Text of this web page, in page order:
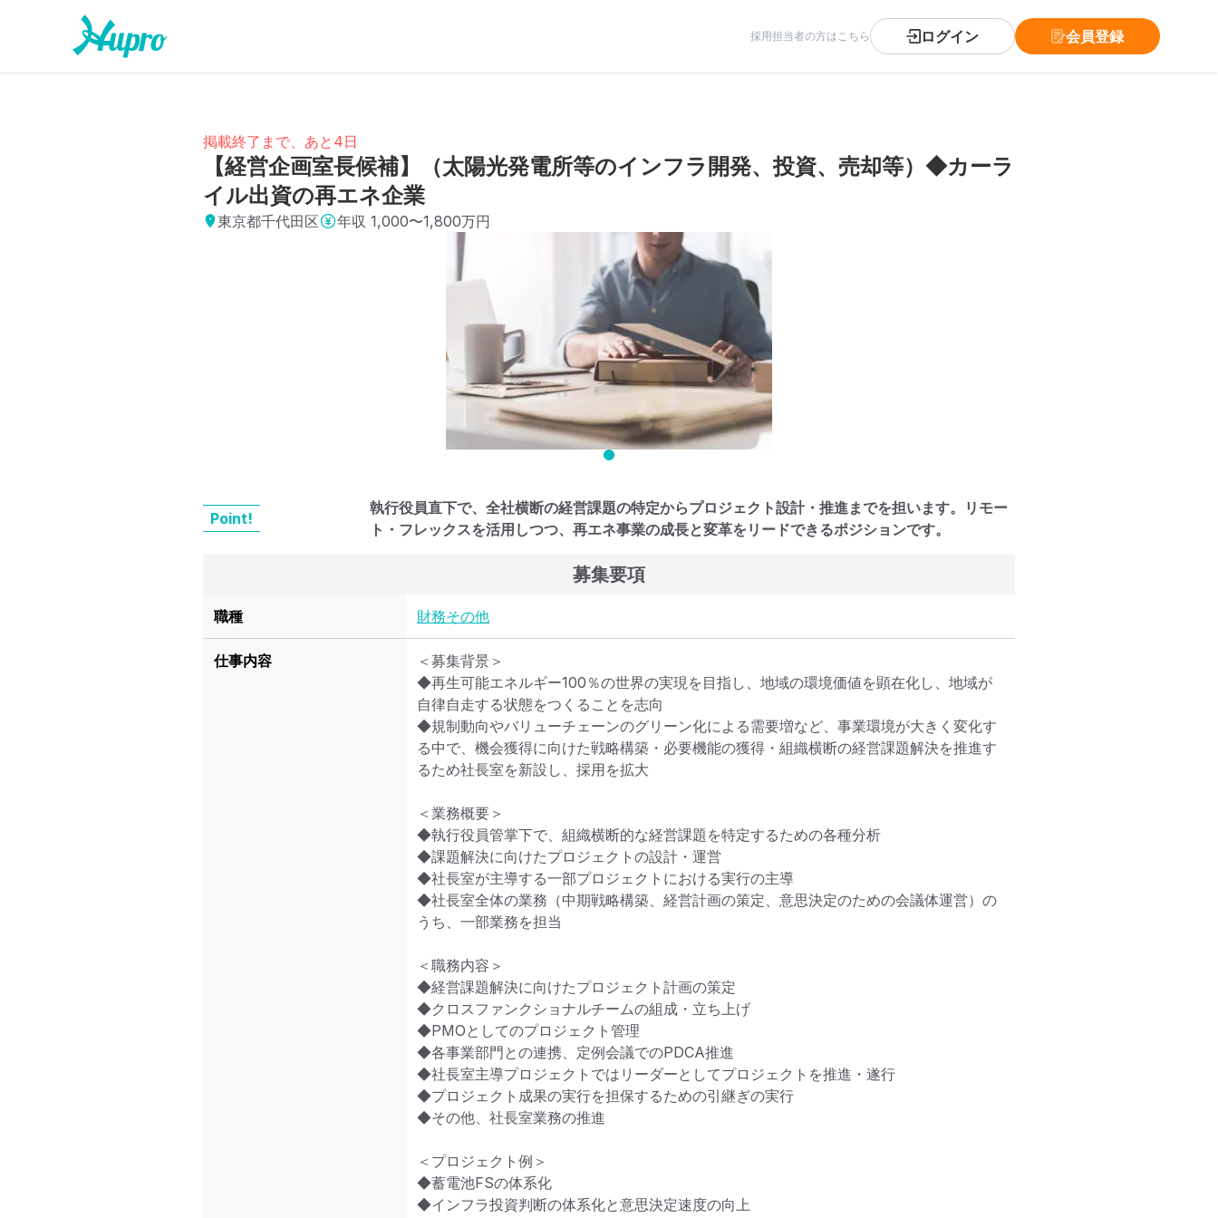
採用担当者の方はこちら ログイン 会員登録
掲載終了まで、あと4日
【経営企画室長候補】（太陽光発電所等のインフラ開発、投資、売却等）◆カーラ
イル出資の再エネ企業
東京都千代田区 年収 1,000〜1,800万円
Point!
執行役員直下で、全社横断の経営課題の特定からプロジェクト設計・推進までを担います。リモー
ト・フレックスを活用しつつ、再エネ事業の成長と変革をリードできるポジションです。
募集要項
職種 財務その他
仕事内容
＜募集背景＞
◆再生可能エネルギー100％の世界の実現を目指し、地域の環境価値を顕在化し、地域が
自律自走する状態をつくることを志向
◆規制動向やバリューチェーンのグリーン化による需要増など、事業環境が大きく変化す
る中で、機会獲得に向けた戦略構築・必要機能の獲得・組織横断の経営課題解決を推進す
るため社長室を新設し、採用を拡大
＜業務概要＞
◆執行役員管掌下で、組織横断的な経営課題を特定するための各種分析
◆課題解決に向けたプロジェクトの設計・運営
◆社長室が主導する一部プロジェクトにおける実行の主導
◆社長室全体の業務（中期戦略構築、経営計画の策定、意思決定のための会議体運営）の
うち、一部業務を担当
＜職務内容＞
◆経営課題解決に向けたプロジェクト計画の策定
◆クロスファンクショナルチームの組成・立ち上げ
◆PMOとしてのプロジェクト管理
◆各事業部門との連携、定例会議でのPDCA推進
◆社長室主導プロジェクトではリーダーとしてプロジェクトを推進・遂行
◆プロジェクト成果の実行を担保するための引継ぎの実行
◆その他、社長室業務の推進
＜プロジェクト例＞
◆蓄電池FSの体系化
◆インフラ投資判断の体系化と意思決定速度の向上